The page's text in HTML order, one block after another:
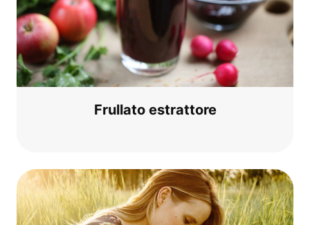
Frul­la­to estrattore